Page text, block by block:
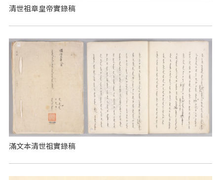
清世祖章皇帝實錄稿
滿文本清世祖實錄稿